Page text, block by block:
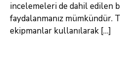
incelemeleri de dahil edilen
faydalanmanız mümkündür.
ekipmanlar kullanılarak […]